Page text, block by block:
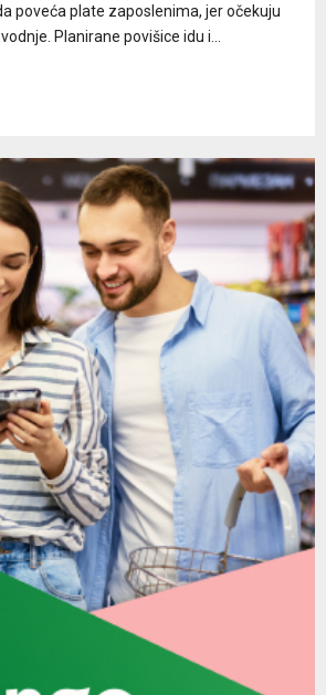
poveća plate zaposlenima, jer očekuju
Planirane povišice idu i...